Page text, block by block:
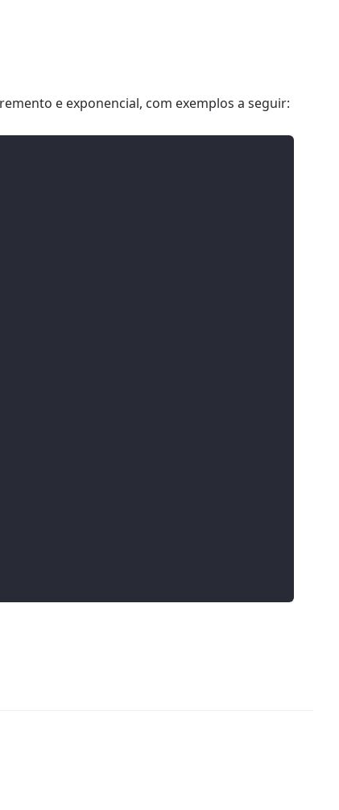
e exponencial, com exemplos a seguir: